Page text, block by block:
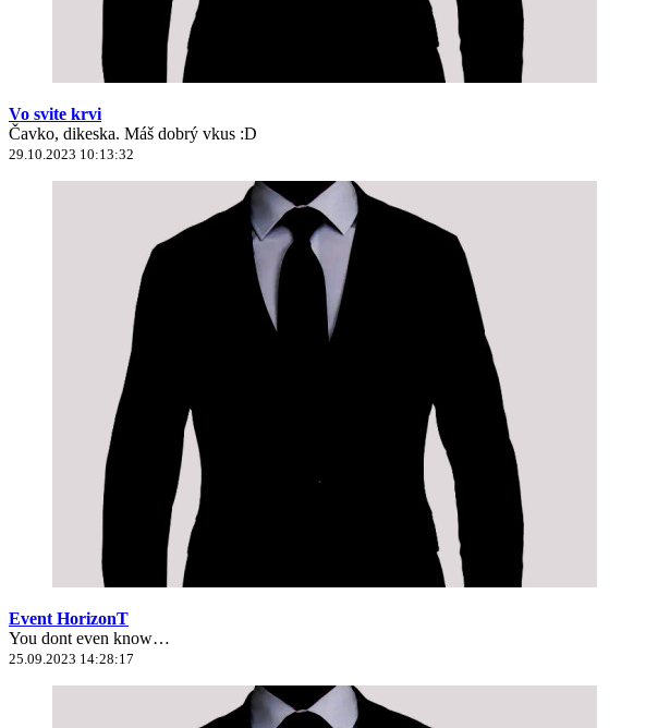
Vo svite krvi
Čavko, dikeska. Máš dobrý vkus :D
29.10.2023 10:13:32
Event HorizonT
You dont even know…
25.09.2023 14:28:17